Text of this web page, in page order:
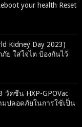
your health Reset
Kidney Day 2023)
ย ใส่ใจไต ป้องกันไว้
คซีน HXP-GPOVac
ปลอดภัยในการใช้เป็น